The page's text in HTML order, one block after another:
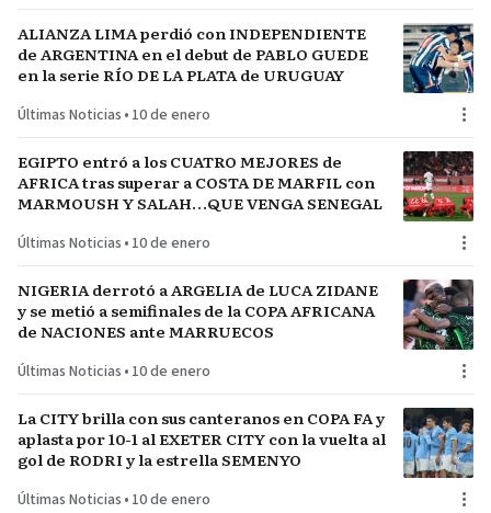
ALIANZA LIMA perdió con INDEPENDIENTE
de ARGENTINA en el debut de PABLO GUEDE
en la serie RÍO DE LA PLATA de URUGUAY
Últimas Noticias • 10 de enero
EGIPTO entró a los CUATRO MEJORES de
AFRICA tras superar a COSTA DE MARFIL con
MARMOUSH Y SALAH…QUE VENGA SENEGAL
Últimas Noticias • 10 de enero
NIGERIA derrotó a ARGELIA de LUCA ZIDANE
y se metió a semifinales de la COPA AFRICANA
de NACIONES ante MARRUECOS
Últimas Noticias • 10 de enero
La CITY brilla con sus canteranos en COPA FA y
aplasta por 10-1 al EXETER CITY con la vuelta al
gol de RODRI y la estrella SEMENYO
Últimas Noticias • 10 de enero